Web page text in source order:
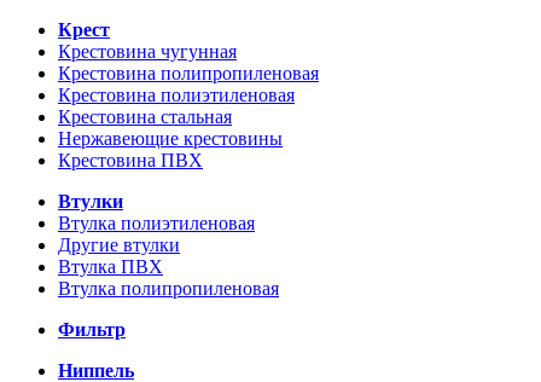
Крест
Крестовина чугунная
Крестовина полипропиленовая
Крестовина полиэтиленовая
Крестовина стальная
Нержавеющие крестовины
Крестовина ПВХ
Втулки
Втулка полиэтиленовая
Другие втулки
Втулка ПВХ
Втулка полипропиленовая
Фильтр
Ниппель